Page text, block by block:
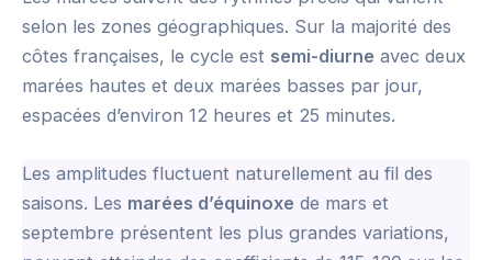
selon les zones géographiques. Sur la majorité des
côtes françaises, le cycle est semi-diurne avec deux
marées hautes et deux marées basses par jour,
espacées d’environ 12 heures et 25 minutes.
Les amplitudes fluctuent naturellement au fil des
saisons. Les marées d’équinoxe de mars et
septembre présentent les plus grandes variations,